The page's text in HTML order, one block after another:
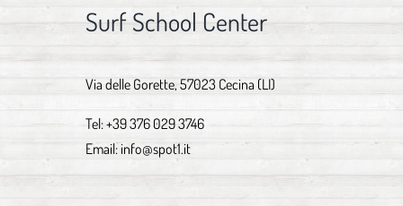
Surf School Center
Via delle Gorette, 57023 Cecina (LI)
Tel:+39 376 029 3746
Email: info@spot1.it